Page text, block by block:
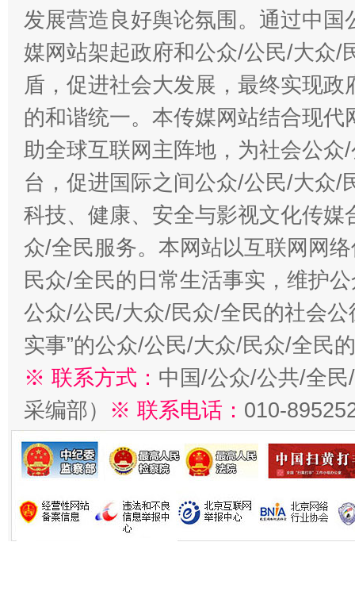
发展营造良好舆论氛围。通过中
媒网站架起政府和公众/公民/大众/
盾，促进社会大发展，最终实现
的和谐统一。本传媒网站结合现
助全球互联网主阵地，为社会公
台，促进国际之间公众/公民/大众/
科技、健康、安全与影视文化传
众/全民服务。本网站以互联网网
民众/全民的日常生活事实，维护
公众/公民/大众/民众/全民的社会公
实事”的公众/公民/大众/民众/全民
※ 联系方式： 中国/公众/公共/全
采编部） ※ 联系电话： 010-